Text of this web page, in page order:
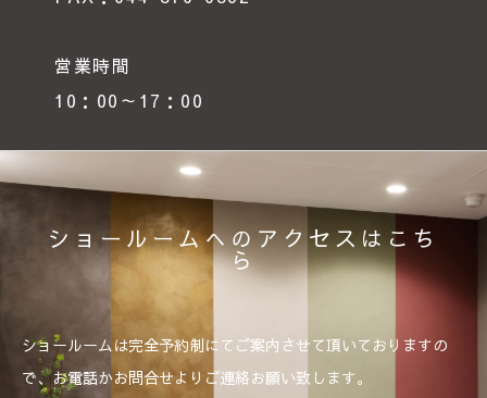
営業時間
10：00～17：00
ショールームへのアクセスはこち
ら
ショールームは完全予約制にてご案内させて頂いておりますの
で、お電話かお問合せよりご連絡お願い致します。